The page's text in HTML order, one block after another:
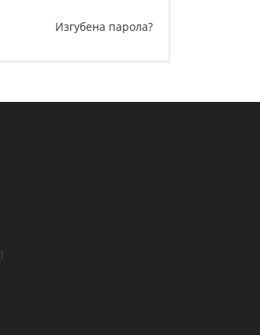
Изгубена парола?